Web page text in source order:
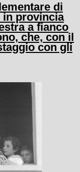
di
in provincia
a fianco
che, con il
con gli